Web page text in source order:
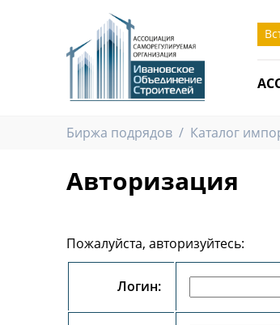
Биржа подрядов / Каталог
Авторизация
Пожалуйста, авторизуйтесь:
Логин: